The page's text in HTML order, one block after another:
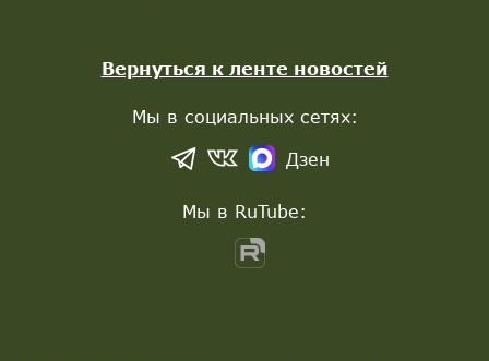
Вернуться к ленте новостей
Мы в социальных сетях:
Дзен
Мы в RuTube: